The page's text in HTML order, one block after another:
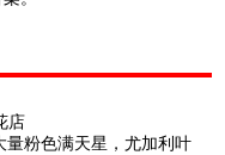
量粉色满天星，尤加利叶